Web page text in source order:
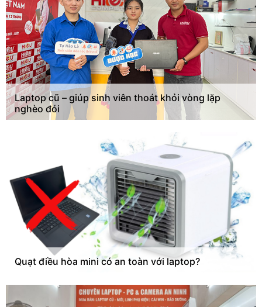
Laptop cũ – giúp sinh viên thoát khỏi vòng lặp
nghèo đói
Quạt điều hòa mini có an toàn với laptop?